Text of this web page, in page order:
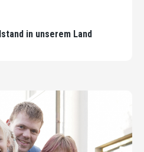
in unserem Land